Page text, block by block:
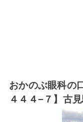
おかのぶ眼科の
４４４−７】古